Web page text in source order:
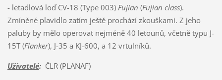
- letadlová loď CV-18 (Type 003) Fujian (Fujian class).
Zmíněné plavidlo zatím ještě prochází zkouškami. Z jeho
paluby by mělo operovat nejméně 40 letounů, včetně typu J-
15T (Flanker), J-35 a KJ-600, a 12 vrtulníků.
Uživatelé:ČLR (PLANAF)